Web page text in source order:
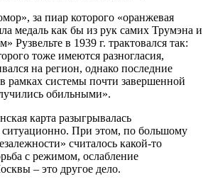
за пиар которого «оранжевая
медаль как бы из рук самих Трумэна и
Рузвельте в 1939 г. трактовался так:
тоже имеются разногласия,
на регион, однако последние
рамках системы почти завершенной
обильными».
карта разыгрывалась
При этом, по большому
считалось какой-то
с режимом, ослабление
– это другое дело.